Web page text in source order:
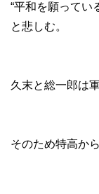
“平和を願ってい
と悲しむ。
久末と総一郎は
そのため特高か